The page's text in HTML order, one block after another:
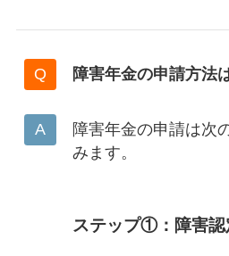
障害年金の申請方法
障害年金の申請は次
みます。
ステップ①：障害認